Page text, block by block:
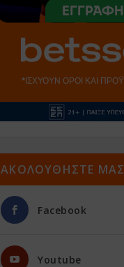
ΑΚΟΛΟΥΘΗΣΤΕ ΜΑΣ
Facebook
Youtube